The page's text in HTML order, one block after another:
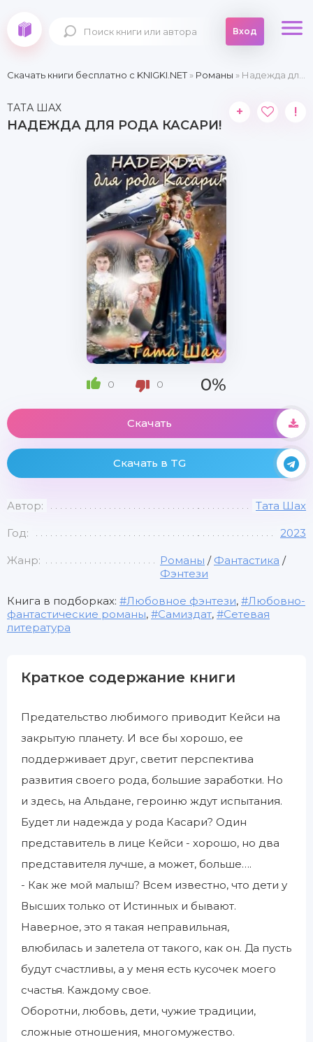
Вход
Скачать книги бесплатно c KNIGKI.NET» Романы » Надежда для рода Касари!
ТАТА ШАХ
НАДЕЖДА ДЛЯ РОДА КАСАРИ!
+ !
0 0 0%
Скачать
Скачать в TG
Автор: Тата Шах
Год: 2023
Жанр: Романы / Фантастика /
Фэнтези
Книга в подборках: Любовное фэнтези,
Любовно-
фантастические романы, Самиздат,
Сетевая
литература
Краткое содержание книги
Предательство любимого приводит Кейси на
закрытую планету. И все бы хорошо, ее
поддерживает друг, светит перспектива
развития своего рода, большие заработки. Но
и здесь, на Альдане, героиню ждут испытания.
Будет ли надежда у рода Касари? Один
представитель в лице Кейси - хорошо, но два
представителя лучше, а может, больше….
- Как же мой малыш? Всем известно, что дети у
Высших только от Истинных и бывают.
Наверное, это я такая неправильная,
влюбилась и залетела от такого, как он. Да пусть
будут счастливы, а у меня есть кусочек моего
счастья. Каждому свое.
Оборотни, любовь, дети, чужие традиции,
сложные отношения, многомужество.